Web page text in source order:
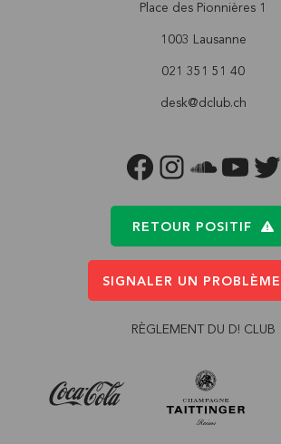
Place des Pionnières 1
1003 Lausanne
021 351 51 40
desk@dclub.ch
FACEBOOKINSTAGRAM
SOUNDCLOUD
YOUTUBE
RETOUR POSITIF
SIGNALER UN PROBLÈME
RÈGLEMENT DU D! CLUB